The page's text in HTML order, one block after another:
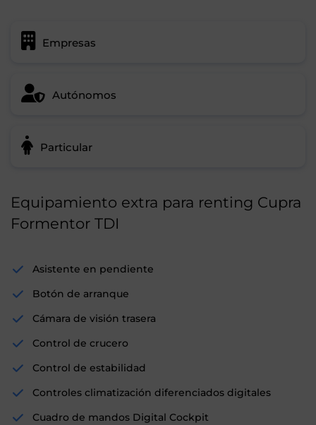
Empresas
Autónomos
Particular
Equipamiento extra para renting Cupra
Formentor TDI
Asistente en pendiente
Botón de arranque
Cámara de visión trasera
Control de crucero
Control de estabilidad
Controles climatización diferenciados digitales
Cuadro de mandos Digital Cockpit